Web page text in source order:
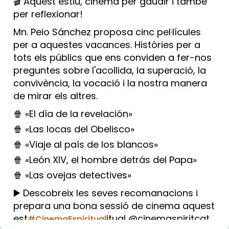
per reflexionar!
Mn. Peio Sánchez proposa cinc pel·lícules
per a aquestes vacances. Històries per a
tots els públics que ens conviden a fer-nos
preguntes sobre l'acollida, la superació, la
convivència, la vocació i la nostra manera
de mirar els altres.
🍿 «El día de la revelación»
🍿 «Las locas del Obelisco»
🍿 «Viaje al país de los blancos»
🍿 «León XIV, el hombre detrás del Papa»
🍿 «Las ovejas detectives»
▶️ Descobreix les seves recomanacions i
prepara una bona sessió de cinema aquest
est#CinemaEspiritualitual @cinemaspiritcat